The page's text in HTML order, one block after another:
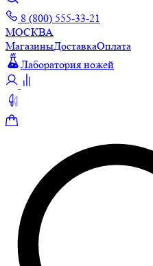
8 (800) 555-33-21
МОСКВА
МагазиныДоставкаОплата
Лаборатория ножей